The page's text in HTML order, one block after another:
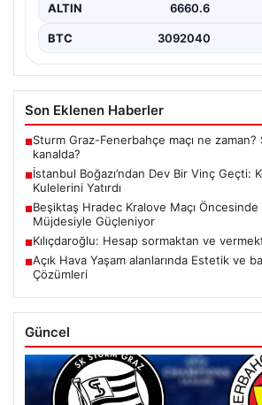
ALTIN 6660.6
BTC 3092040
Son Eklenen Haberler
■Sturm Graz-Fenerbahçe maçı ne zaman?
kanalda?
■İstanbul Boğazı’ndan Dev Bir Vinç Geçti:
Kulelerini Yatırdı
■Beşiktaş Hradec Kralove Maçı
Müjdesiyle Güçleniyor
■Kılıçdaroğlu: Hesap sormaktan ve
■Açık Hava Yaşam alanlarında Estetik ve
Çözümleri
Güncel